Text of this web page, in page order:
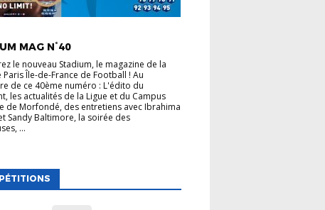
MAG N°40
le nouveau Stadium, le magazine de la
Paris Île-de-France de Football ! Au
de ce 40ème numéro : L'édito du
les actualités de la Ligue et du Campus
de Morfondé, des entretiens avec Ibrahima
Sandy Baltimore, la soirée des
...